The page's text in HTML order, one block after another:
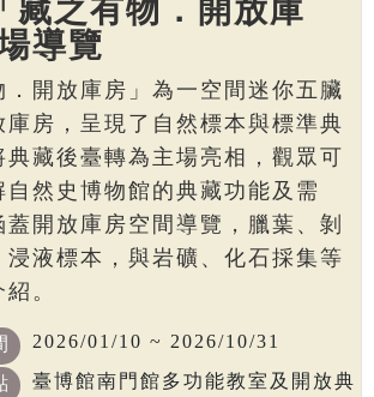
藏之有物．開放庫
導覽
．開放庫房」為一空間迷你五臟
庫房，呈現了自然標本與標準典
典藏後臺轉為主場亮相，觀眾可
自然史博物館的典藏功能及需
開放庫房空間導覽，臘葉、剝
浸液標本，與岩礦、化石採集等
。
2026/01/10 ~ 2026/10/31
臺博館南門館多功能教室及開放典